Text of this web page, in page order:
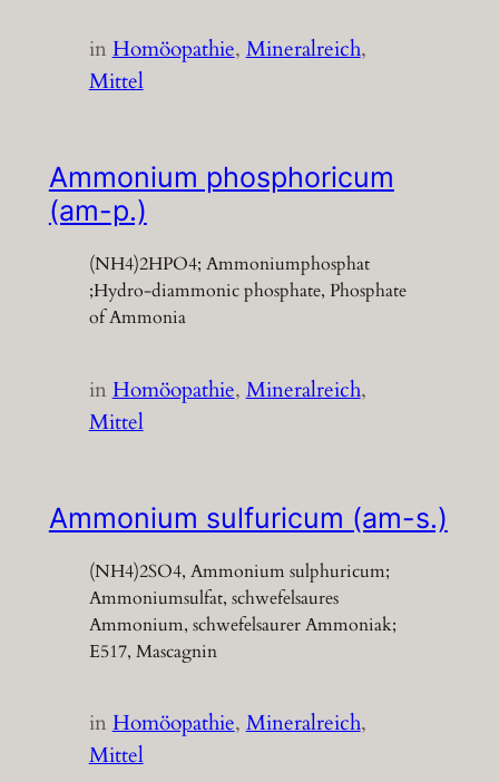
inHomöopathie, Mineralreich
Mittel
Ammonium phosphoricum
(am-p.)
(NH4)2HPO4; Ammoniumphosphat
;Hydro-diammonic phosphate, Phosphate
of Ammonia
inHomöopathie, Mineralreich
Mittel
Ammonium sulfuricum (am-s.)
(NH4)2SO4, Ammonium sulphuricum;
Ammoniumsulfat, schwefelsaures
Ammonium, schwefelsaurer Ammoniak;
E517, Mascagnin
inHomöopathie, Mineralreich
Mittel